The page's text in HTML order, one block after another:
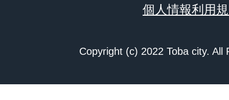
個人情報利用
Copyright (c) 2022 Toba city. All